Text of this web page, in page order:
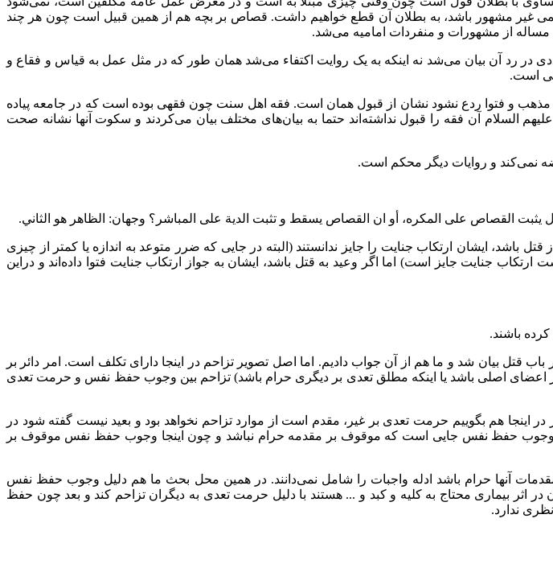
غیر مشهور باشد، به بطلان آن قطع خواهیم داشت. قصاص بر بچه هم از همین قبیل است چون هر چند
مساله از مشهورات و منفردات امامیه می‌شد.
در رد آن بیان می‌شد نه اینکه به یک روایت اکتفاء می‌شد همان طور که در مثل عمل به قیاس و فقاع و
است.
مذهب و فتوا ردع نشود نشان از قبول همان است. فقه اهل سنت چون فقهی بوده است که در جامعه پیاده
السلام آن فقه را قبول نداشته‌اند حتما به بیان‌های مختلف بیان می‌کردند و سکوت آنها نشانه صحت
نمی‌کند و روایات دیگر محکم است.
القصاص على المكره، أو ان القصاص يسقط و تثبت الدية على المباشر؟ وجهان: الظاهر هو الثاني.
ایشان ارتکاب جنایت را جایز ندانستند (البته در جایی که ضرر متوعد به اندازه یا کمتر از چیزی
جنایت جایز است) اما اگر وعید به قتل باشد، ایشان به جواز ارتکاب جنایت فتوا داده‌اند و دراین
باشند.
قتل بیان شد و ما هم از آن جواب دادیم. اما اصل تصویر تزاحم در اینجا دارای تکلف است. امر دائر بر
اصلی باشد یا اینکه مطلق تعدی بر دیگری حرام باشد) تزاحم بین وجوب حفظ نفس و حرمت تعدی
هم بگوییم حرمت تعدی بر غیر، مقدم است از موارد تزاحم نخواهد بود و بعید نیست گفته شود در
وجوب حفظ نفس جایی است که موقوف بر مقدمه حرام نباشد و چون اینجا وجوب حفظ نفس موقوف بر
آنها حرام باشد ادله واجبات را شامل نمی‌دانند. در همین محل بحث ما هم دلیل وجوب حفظ نفس
اثر بیماری محتاج به کلیه و کبد و ... هستند با دلیل حرمت تعدی به دیگران تزاحم کند و بعد چون حفظ
ندارد.